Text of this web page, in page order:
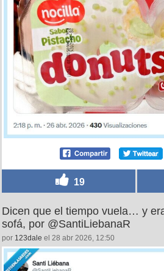
19
Dicen que el tiempo vuela… y
sofá, por @SantiLiebanaR
por 123dale el 28 abr 2026, 12:50